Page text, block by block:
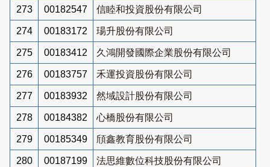
273 00182547 信睦和投資股份有限公司
274 00183172 瑒升股份有限公司
275 00183412 久鴻開發國際企業股份有限公司
276 00183757 禾運投資股份有限公司
277 00183932 然域設計股份有限公司
278 00184382 心橋股份有限公司
279 00185349 頎鑫教育股份有限公司
280 00187199 法思維數位科技股份有限公司